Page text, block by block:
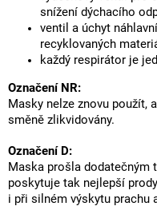
snížení dýchacího
ventil a úchyt
recyklovaných
každý respirátor je
Označení NR:
Masky nelze znovu použít,
směně zlikvidovány.
Označení D:
Maska prošla dodatečným
poskytuje tak nejlepší
i při silném výskytu prachu